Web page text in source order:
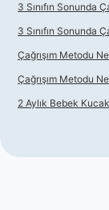
3 Sınıfın Sonunda
3 Sınıfın Sonunda
Çağrışım Metodu
Çağrışım Metodu
2 Aylık Bebek